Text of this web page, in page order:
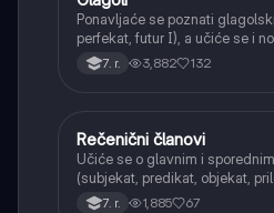
Ponavljaće se poznati
perfekat, futur I), a učiće se i
aorist, imperfekat,
glagolski prilozi i pridevi.
7. r. 3,882 132
Srpski jezik
Rečenični članovi
Učiće se o glavnim i
(subjekat, predikat, objekat,
apozicija) i njihovoj funkciji.
7. r. 1,885 67